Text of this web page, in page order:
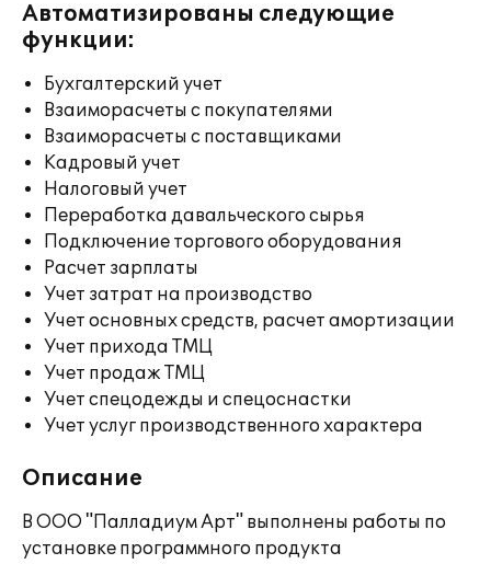
Автоматизированы следующие
функции:
Бухгалтерский учет
Взаиморасчеты с покупателями
Взаиморасчеты с поставщиками
Кадровый учет
Налоговый учет
Переработка давальческого сырья
Подключение торгового оборудования
Расчет зарплаты
Учет затрат на производство
Учет основных средств, расчет амортизации
Учет прихода ТМЦ
Учет продаж ТМЦ
Учет спецодежды и спецоснастки
Учет услуг производственного характера
Описание
В ООО "Палладиум Арт" выполнены работы по
установке программного продукта